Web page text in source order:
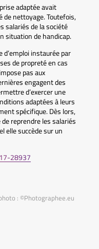
adaptée avait
de nettoyage. Toutefois,
salariés de la société
situation de handicap.
d’emploi instaurée par
de propreté en cas
pas aux
engagent des
d’exercer une
adaptées à leurs
spécifique. Dès lors,
reprendre les salariés
elle succède sur un
28937
: ©Photographee.eu